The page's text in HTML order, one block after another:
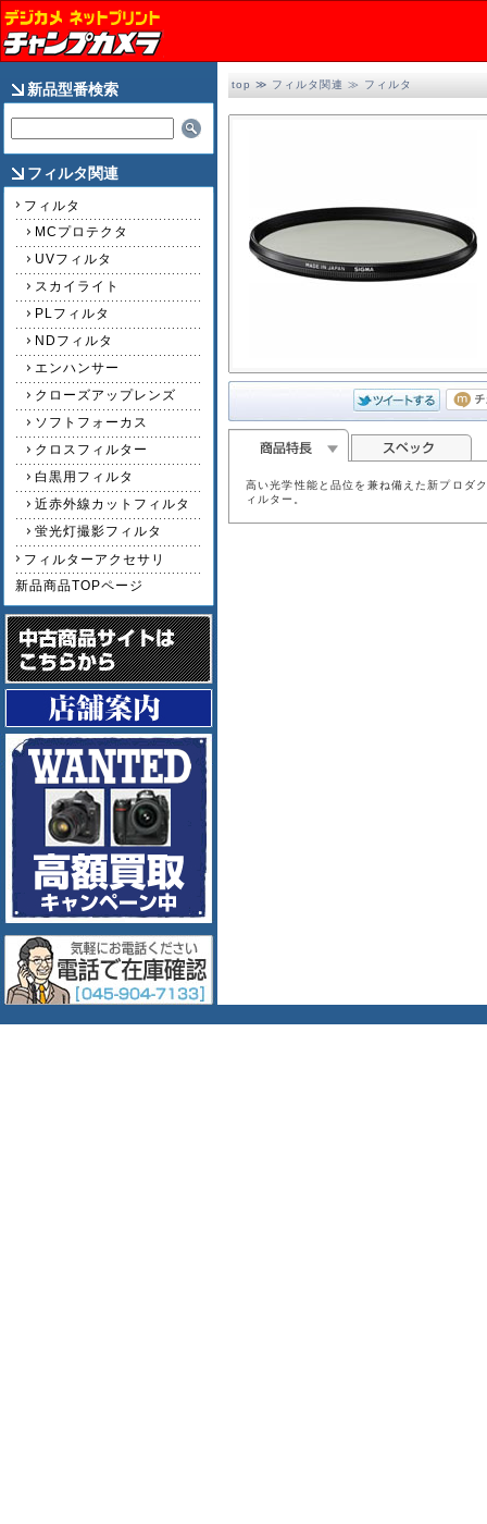
新品型番検索
フィルタ関連
フィルタ
MCプロテクタ
UVフィルタ
スカイライト
PLフィルタ
NDフィルタ
エンハンサー
クローズアップレンズ
ソフトフォーカス
クロスフィルター
白黒用フィルタ
近赤外線カットフィルタ
蛍光灯撮影フィルタ
フィルターアクセサリ
新品商品TOPページ
top ≫ フィルタ関連 ≫ フィルタ
高い光学性能と品位を兼ね備えた新プロダ
ィルター。